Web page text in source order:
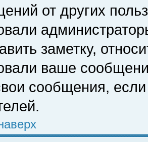
от других
заметку,
ваше
сообщения,